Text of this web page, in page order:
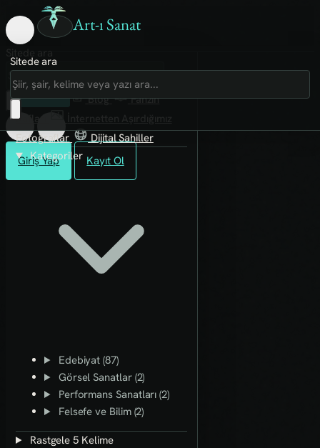
Art-ı Sanat
Giriş Yap Kayıt Ol
Sitede ara
Art-ı Sosyal
İmece
Kütüphane
Blog
Fanzin
Rafları
Fotoğraflar
Dijital Sahiller
Kategoriler
Edebiyat (87)
Görsel Sanatlar (2)
Performans Sanatları (2)
Felsefe ve Bilim (2)
Rastgele 5 Kelime